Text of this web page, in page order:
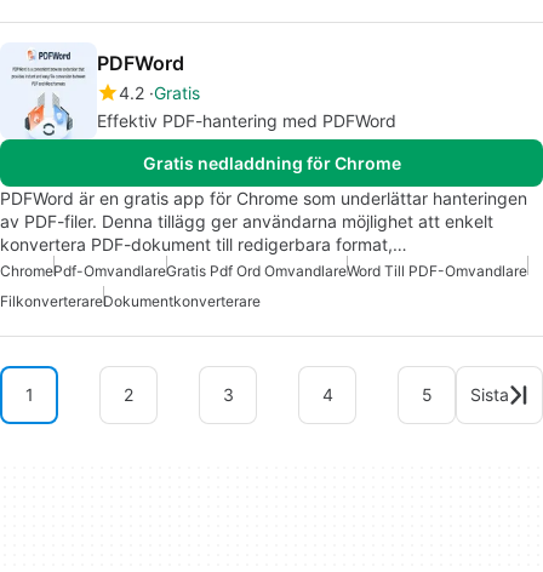
PDFWord
4.2 Gratis
Effektiv PDF-hantering med PDFWord
Gratis nedladdning för Chrome
PDFWord är en gratis app för Chrome som underlättar hanteringen
av PDF-filer. Denna tillägg ger användarna möjlighet att enkelt
konvertera PDF-dokument till redigerbara format,…
ChromePdf-OmvandlareGratis Pdf Ord OmvandlareWord Till PDF-Omvandlare
FilkonverterareDokumentkonverterare
1 2 3 4 5 Sista